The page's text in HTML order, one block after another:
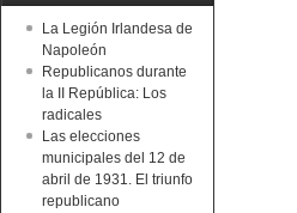
La Legión Irlandesa de
Napoleón
Republicanos durante
la II República: Los
radicales
Las elecciones
municipales del 12 de
abril de 1931. El triunfo
republicano